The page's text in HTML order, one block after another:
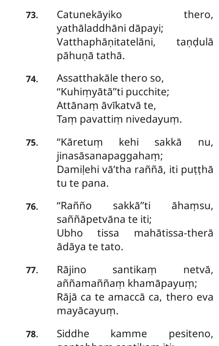
73.
Catunekāyiko thero,
yathāladdhāni dāpayi;
Vatthaphāṇitatelāni, taṇḍulā
pāhuṇā tathā.
74.
Assatthakāle thero so,
‘‘Kuhiṃyātā’’ti pucchite;
Attānaṃ āvīkatvā te,
Taṃ pavattiṃ nivedayuṃ.
75.
‘‘Kāretuṃ kehi sakkā nu,
jinasāsanapaggahaṃ;
Damiḷehi vā’tha raññā, iti puṭṭhā
tu te pana.
76.
‘‘Rañño sakkā’’ti āhaṃsu,
saññāpetvāna te iti;
Ubho tissa mahātissa-therā
ādāya te tato.
77.
Rājino santikaṃ netvā,
aññamaññaṃ khamāpayuṃ;
Rājā ca te amaccā ca, thero eva
mayācayuṃ.
78. Siddhe kamme pesiteno,